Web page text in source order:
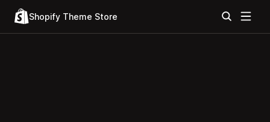
Shopify Theme Store